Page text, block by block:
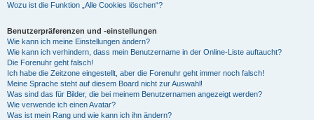
Wozu ist die Funktion „Alle Cookies löschen“?
Benutzerpräferenzen und -einstellungen
Wie kann ich meine Einstellungen ändern?
Wie kann ich verhindern, dass mein Benutzername in der Online-Liste auftaucht?
Die Forenuhr geht falsch!
Ich habe die Zeitzone eingestellt, aber die Forenuhr geht immer noch falsch!
Meine Sprache steht auf diesem Board nicht zur Auswahl!
Was sind das für Bilder, die bei meinem Benutzernamen angezeigt werden?
Wie verwende ich einen Avatar?
Was ist mein Rang und wie kann ich ihn ändern?